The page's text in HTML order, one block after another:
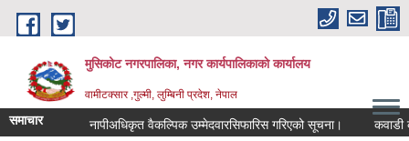
Skip to main content
मुसिकोट नगरपालिका, नगर कार्यपालिकाकाे कार्यालय
वामीटक्सार ,गुल्मी, लुम्बिनी प्रदेश, नेपाल
समाचार नापीअधिकृत वैकल्पिक उम्मेदवारसिफारिस गरिएको सूचना। कवाडी